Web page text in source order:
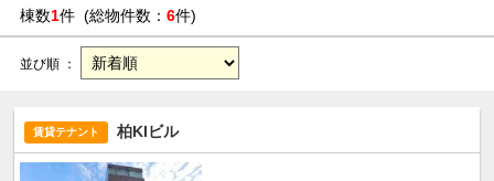
棟数1件 (総物件数： 6件)
並び順 ：
賃貸テナント 柏KIビル